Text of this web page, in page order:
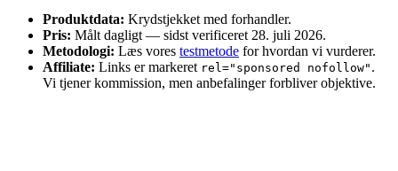
Produktdata: Krydstjekket med forhandler.
Pris: Målt dagligt — sidst verificeret 28. juli 2026.
Metodologi: Læs vores testmetode for hvordan vi vurderer.
Affiliate: Links er markeret rel="sponsored nofollow" .
Vi tjener kommission, men anbefalinger forbliver objektive.